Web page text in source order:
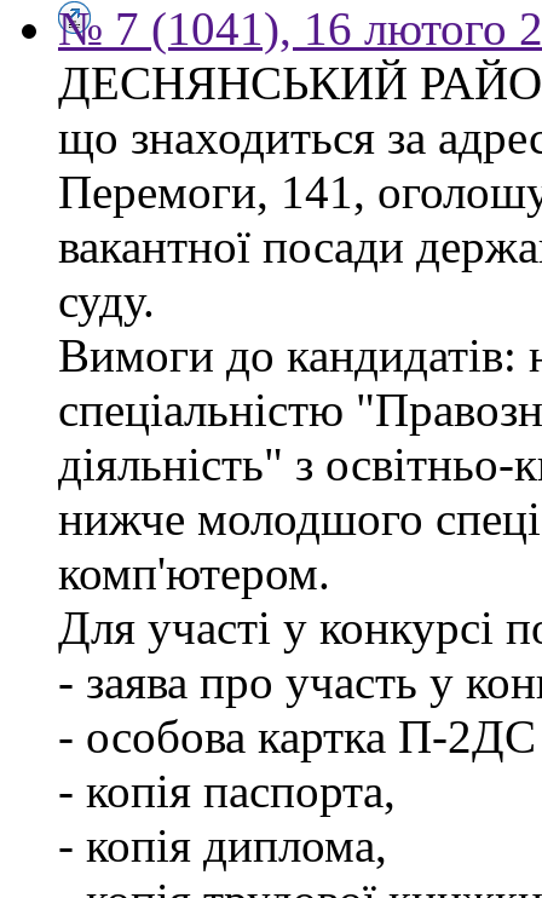
№ 7 (1041), 16 лютого
ДЕСНЯНСЬКИЙ
що знаходиться за
Перемоги, 141,
вакантної посади
суду.
Вимоги до кандидатів:
спеціальністю
діяльність" з
нижче молодшого
комп'ютером.
Для участі у конкурсі
- заява про участь у
- особова картка П-
- копія паспорта,
- копія диплома,